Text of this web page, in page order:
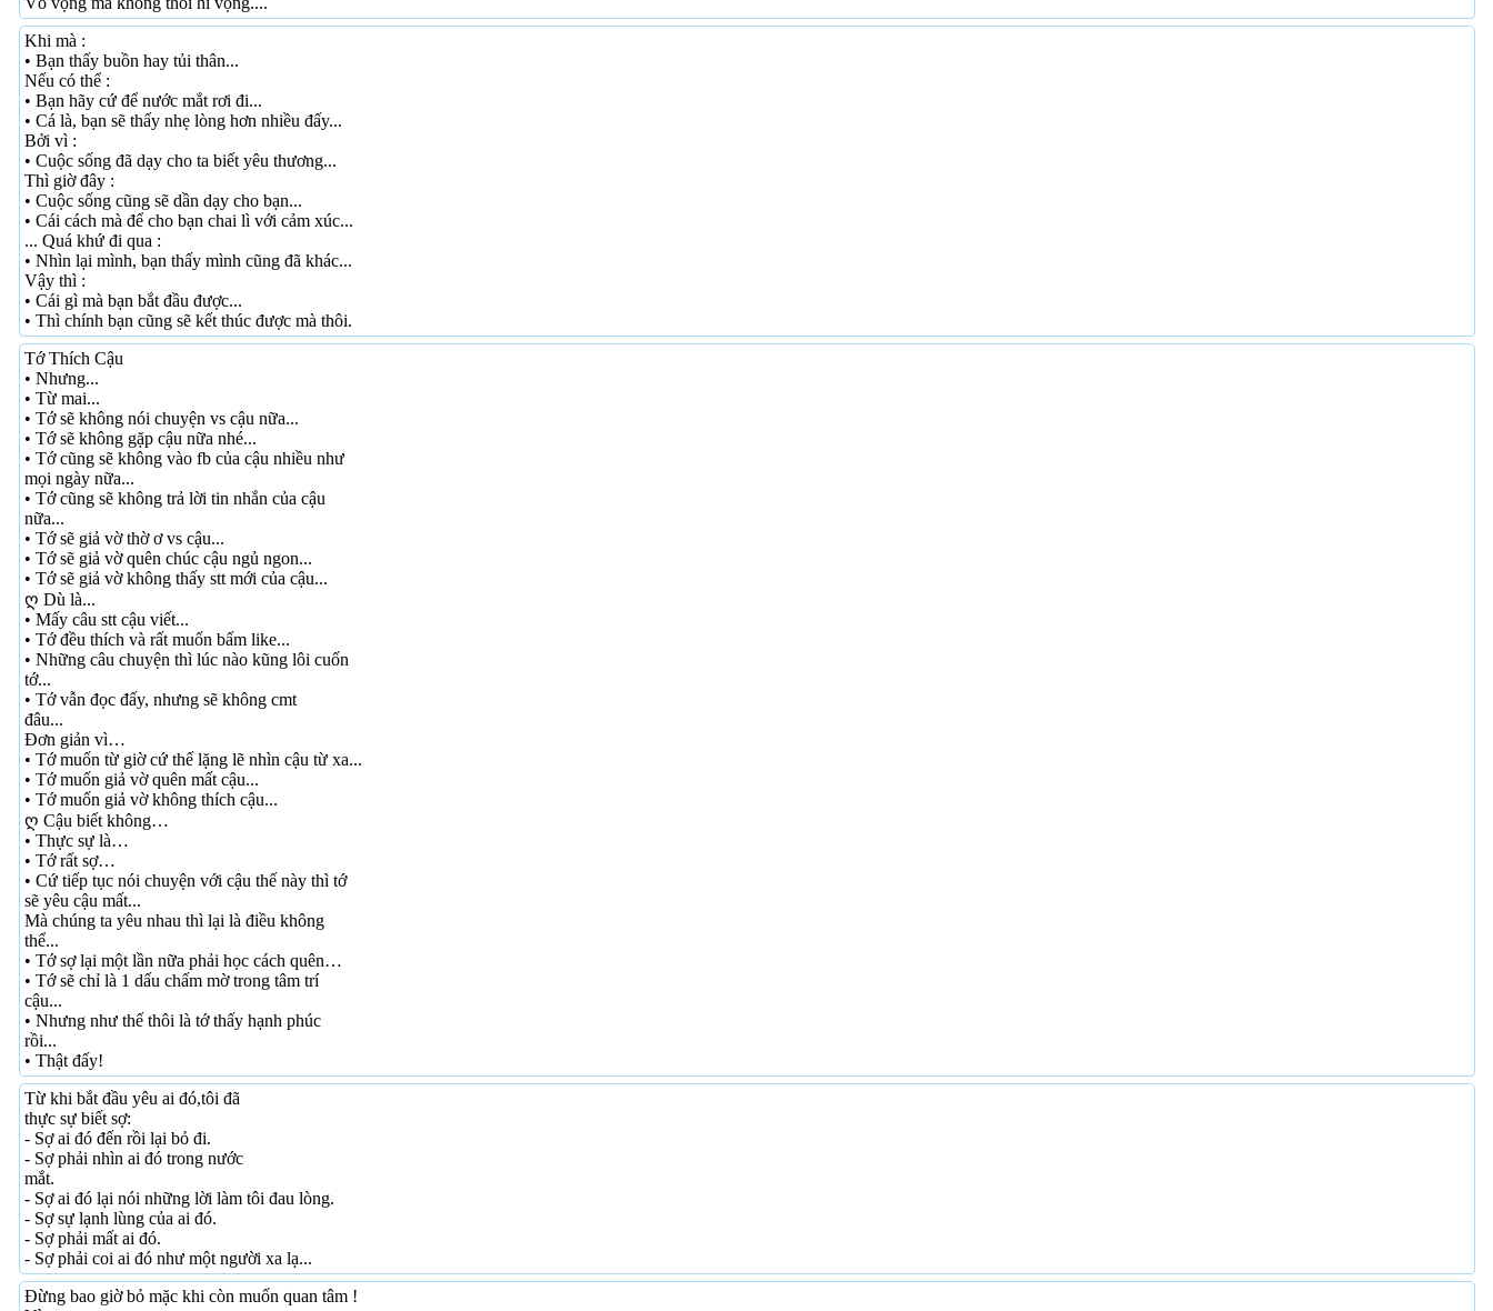
Khi mà :
• Bạn thấy buồn hay tủi thân...
Nếu có thể :
• Bạn hãy cứ để nước mắt rơi đi...
• Cá là, bạn sẽ thấy nhẹ lòng hơn nhiều đấy...
Bởi vì :
• Cuộc sống đã dạy cho ta biết yêu thương...
Thì giờ đây :
• Cuộc sống cũng sẽ dần dạy cho bạn...
• Cái cách mà để cho bạn chai lì với cảm xúc...
... Quá khứ đi qua :
• Nhìn lại mình, bạn thấy mình cũng đã khác...
Vậy thì :
• Cái gì mà bạn bắt đầu được...
• Thì chính bạn cũng sẽ kết thúc được mà thôi.
Tớ Thích Cậu
• Nhưng...
• Từ mai...
• Tớ sẽ không nói chuyện vs cậu nữa...
• Tớ sẽ không gặp cậu nữa nhé...
• Tớ cũng sẽ không vào fb của cậu nhiều như
mọi ngày nữa...
• Tớ cũng sẽ không trả lời tin nhắn của cậu
nữa...
• Tớ sẽ giả vờ thờ ơ vs cậu...
• Tớ sẽ giả vờ quên chúc cậu ngủ ngon...
• Tớ sẽ giả vờ không thấy stt mới của cậu...
ღ Dù là...
• Mấy câu stt cậu viết...
• Tớ đều thích và rất muốn bấm like...
• Những câu chuyện thì lúc nào kũng lôi cuốn
tớ...
• Tớ vẫn đọc đấy, nhưng sẽ không cmt
đâu...
Đơn giản vì…
• Tớ muốn từ giờ cứ thế lặng lẽ nhìn cậu từ xa...
• Tớ muốn giả vờ quên mất cậu...
• Tớ muốn giả vờ không thích cậu...
ღ Cậu biết không…
• Thực sự là…
• Tớ rất sợ…
• Cứ tiếp tục nói chuyện với cậu thế này thì tớ
sẽ yêu cậu mất...
Mà chúng ta yêu nhau thì lại là điều không
thể...
• Tớ sợ lại một lần nữa phải học cách quên…
• Tớ sẽ chỉ là 1 dấu chấm mờ trong tâm trí
cậu...
• Nhưng như thế thôi là tớ thấy hạnh phúc
rồi...
• Thật đấy!
Từ khi bắt đầu yêu ai đó,tôi đã
thực sự biết sợ:
- Sợ ai đó đến rồi lại bỏ đi.
- Sợ phải nhìn ai đó trong nước
mắt.
- Sợ ai đó lại nói những lời làm tôi đau lòng.
- Sợ sự lạnh lùng của ai đó.
- Sợ phải mất ai đó.
- Sợ phải coi ai đó như một người xa lạ...
Đừng bao giờ bỏ mặc khi còn muốn quan tâm !